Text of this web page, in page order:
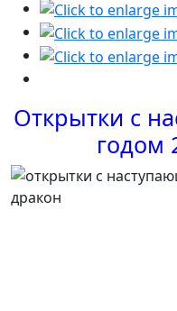
Открытки с
годом